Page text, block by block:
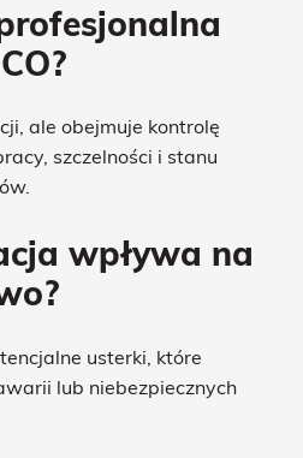
ale obejmuje kontrolę
szczelności i stanu
wpływa na
usterki, które
lub niebezpiecznych